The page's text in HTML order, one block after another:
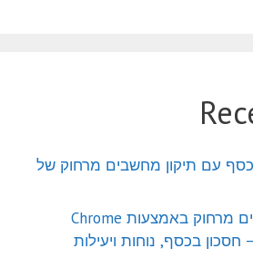
עם תיקון מחשבים מרחוק של
שירות תיקון מחשבים מרחוק באמצעות Chrome